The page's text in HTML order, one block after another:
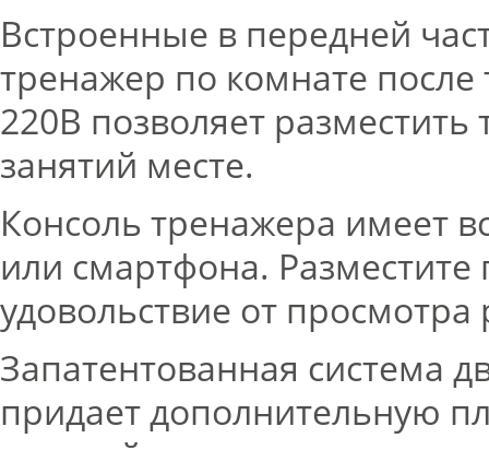
Встроенные в передней
тренажер по комнате после
220В позволяет
занятий месте.
Консоль тренажера имеет
или смартфона. Разместите
удовольствие от
Запатентованная система
придает дополнительную